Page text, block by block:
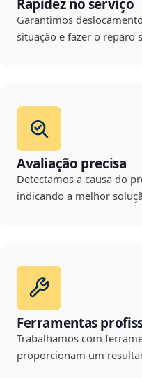
Rapidez no serviço
Garantimos
situação e fazer o reparo
Avaliação precisa
Detectamos a causa do
indicando a melhor
Ferramentas
Trabalhamos com
proporcionam um